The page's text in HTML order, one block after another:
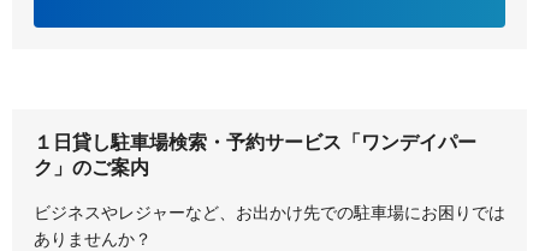
１日貸し駐車場検索・予約サービス「ワンデイパー
ク」のご案内
ビジネスやレジャーなど、お出かけ先での駐車場にお困りでは
ありませんか？